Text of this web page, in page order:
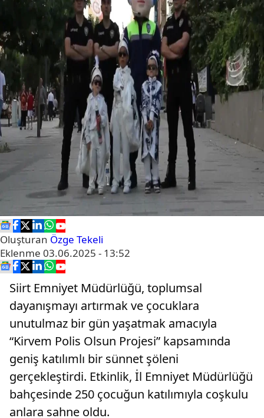
Oluşturan Özge Tekeli
Eklenme 03.06.2025 - 13:52
Siirt Emniyet Müdürlüğü, toplumsal
dayanışmayı artırmak ve çocuklara
unutulmaz bir gün yaşatmak amacıyla
“Kirvem Polis Olsun Projesi” kapsamında
geniş katılımlı bir sünnet şöleni
gerçekleştirdi. Etkinlik, İl Emniyet Müdürlüğü
bahçesinde 250 çocuğun katılımıyla coşkulu
anlara sahne oldu.